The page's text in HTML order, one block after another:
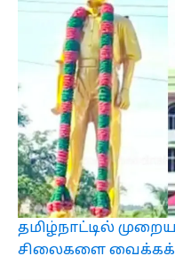
தமிழ்நாட்டில்
சிலைகளை